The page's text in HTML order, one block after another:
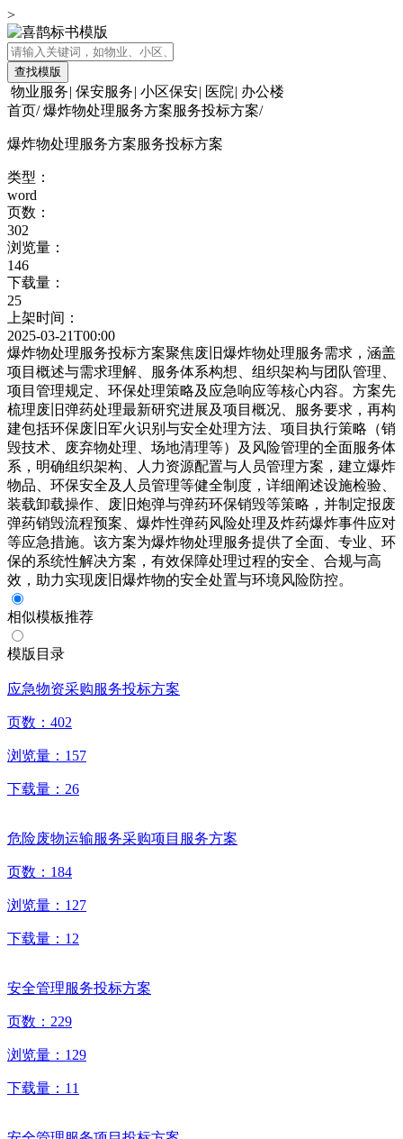
>
查找模版
物业服务| 保安服务| 小区保安| 医院| 办公楼
首页/ 爆炸物处理服务方案服务投标方案/
爆炸物处理服务方案服务投标方案
类型：
word
页数：
302
浏览量：
146
下载量：
25
上架时间：
2025-03-21T00:00
爆炸物处理服务投标方案聚焦废旧爆炸物处理服务需求，涵盖
项目概述与需求理解、服务体系构想、组织架构与团队管理、
项目管理规定、环保处理策略及应急响应等核心内容。方案先
梳理废旧弹药处理最新研究进展及项目概况、服务要求，再构
建包括环保废旧军火识别与安全处理方法、项目执行策略（销
毁技术、废弃物处理、场地清理等）及风险管理的全面服务体
系，明确组织架构、人力资源配置与人员管理方案，建立爆炸
物品、环保安全及人员管理等健全制度，详细阐述设施检验、
装载卸载操作、废旧炮弹与弹药环保销毁等策略，并制定报废
弹药销毁流程预案、爆炸性弹药风险处理及炸药爆炸事件应对
等应急措施。该方案为爆炸物处理服务提供了全面、专业、环
保的系统性解决方案，有效保障处理过程的安全、合规与高
效，助力实现废旧爆炸物的安全处置与环境风险防控。
相似模板推荐
模版目录
应急物资采购服务投标方案
页数： 402
浏览量： 157
下载量： 26
危险废物运输服务采购项目服务方案
页数： 184
浏览量： 127
下载量： 12
安全管理服务投标方案
页数： 229
浏览量： 129
下载量： 11